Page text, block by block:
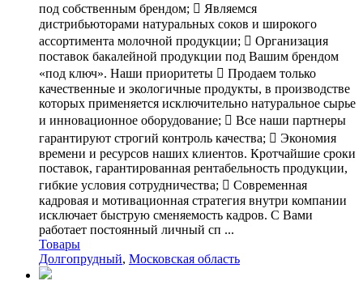
под собственным брендом;  Являемся
дистрибьюторами натуральных соков и широкого
ассортимента молочной продукции;  Организация
поставок бакалейной продукции под Вашим брендом
«под ключ». Наши приоритеты  Продаем только
качественные и экологичные продукты, в производстве
которых применяется исключительно натуральное сырье
и инновационное оборудование;  Все наши партнеры
гарантируют строгий контроль качества;  Экономия
времени и ресурсов наших клиентов. Кротчайшие сроки
поставок, гарантированная рентабельность продукции,
гибкие условия сотрудничества;  Современная
кадровая и мотивационная стратегия внутри компании
исключает быструю сменяемость кадров. С Вами
работает постоянный личный сп ...
Товары
Долгопрудный, Московская область